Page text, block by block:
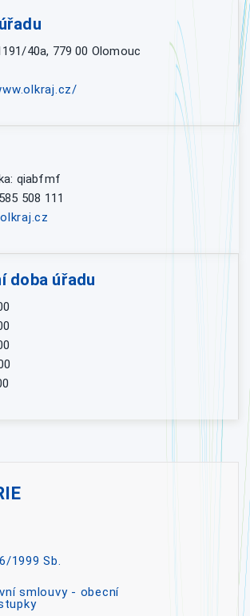
40a, 779 00 Olomouc
qiabfmf
508 111
doba úřadu
1999 Sb.
smlouvy - obecní